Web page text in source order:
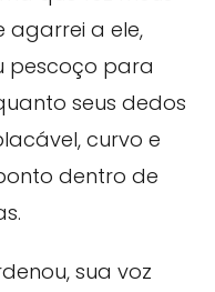
agarrei a ele,
pescoço para
seus dedos
curvo e
dentro de
sua voz